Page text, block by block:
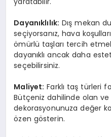
Dayanıklılık: Dış mekan
seçiyorsanız, hava
ömürlü taşları tercih
dayanıklı ancak daha
seçebilirsiniz.
Maliyet: Farklı taş türleri
Bütçeniz dahilinde olan
dekorasyonunuza değer
özen gösterin.